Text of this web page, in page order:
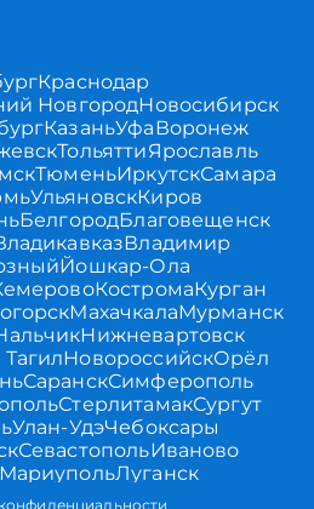
Краснодар
НовгородНовосибирск
КазаньУфаВоронеж
ТольяттиЯрославль
ТюменьИркутскСамара
УльяновскКиров
БелгородБлаговещенск
Владимир
Йошкар-Ола
КостромаКурган
МахачкалаМурманск
Нижневартовск
НовороссийскОрёл
СаранскСимферополь
СтерлитамакСургут
Улан-УдэЧебоксары
СевастопольИваново
МариупольЛуганск